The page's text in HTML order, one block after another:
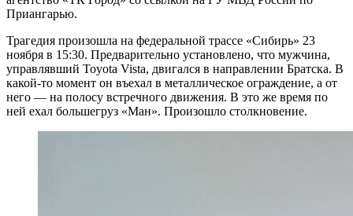
Приангарью.
Трагедия произошла на федеральной трассе «Сибирь» 23
ноября в 15:30. Предварительно установлено, что мужчина,
управлявший Toyota Vista, двигался в направлении Братска. В
какой-то момент он въехал в металлическое ограждение, а от
него — на полосу встречного движения. В это же время по
ней ехал большегруз «Ман». Произошло столкновение.